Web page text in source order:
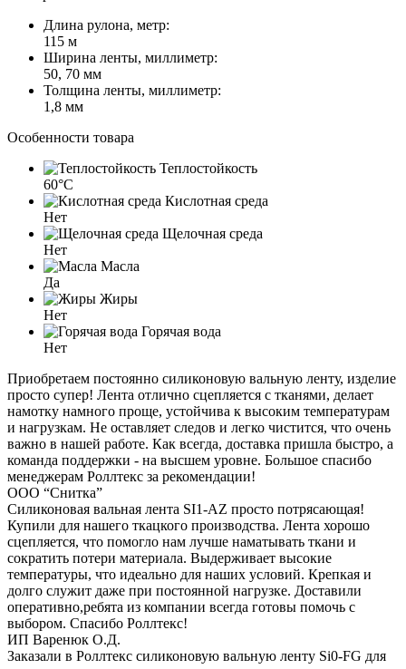
Длина рулона, метр:
115 м
Ширина ленты, миллиметр:
50, 70 мм
Толщина ленты, миллиметр:
1,8 мм
Особенности товара
Теплостойкость
60°C
Кислотная среда
Нет
Щелочная среда
Нет
Масла
Да
Жиры
Нет
Горячая вода
Нет
Приобретаем постоянно силиконовую вальную ленту, изделие
просто супер! Лента отлично сцепляется с тканями, делает
намотку намного проще, устойчива к высоким температурам
и нагрузкам. Не оставляет следов и легко чистится, что очень
важно в нашей работе. Как всегда, доставка пришла быстро, а
команда поддержки - на высшем уровне. Большое спасибо
менеджерам Роллтекс за рекомендации!
ООО “Снитка”
Силиконовая вальная лента SI1-AZ просто потрясающая!
Купили для нашего ткацкого производства. Лента хорошо
сцепляется, что помогло нам лучше наматывать ткани и
сократить потери материала. Выдерживает высокие
температуры, что идеально для наших условий. Крепкая и
долго служит даже при постоянной нагрузке. Доставили
оперативно,ребята из компании всегда готовы помочь с
выбором. Спасибо Роллтекс!
ИП Варенюк О.Д.
Заказали в Роллтекс силиконовую вальную ленту Si0-FG для